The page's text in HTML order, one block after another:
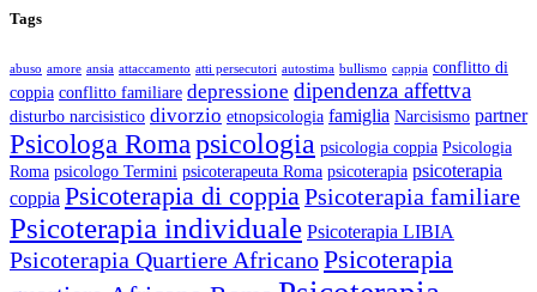
Tags
abuso amore ansia attaccamento atti persecutori autostima bullismo cappia conflitto di
coppia conflitto familiare depressione dipendenza affettva
disturbo narcisistico divorzio etnopsicologia famiglia Narcisismo partner
Psicologa Romapsicologia psicologia coppia Psicologia
Roma psicologo Termini psicoterapeuta Roma psicoterapia psicoterapia
coppia Psicoterapia di coppia Psicoterapia familiare
Psicoterapia individuale Psicoterapia LIBIA
Psicoterapia Quartiere AfricanoPsicoterapia